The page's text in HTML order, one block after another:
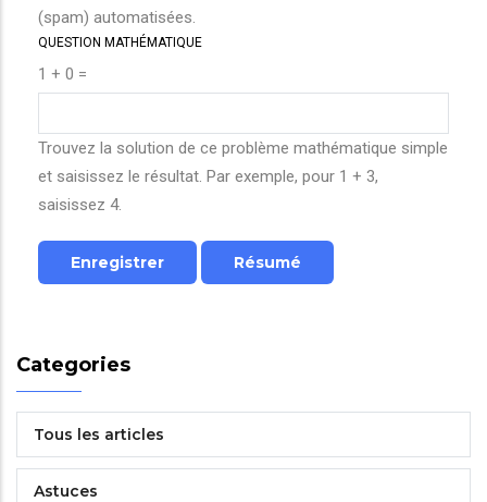
(spam) automatisées.
QUESTION MATHÉMATIQUE
1 + 0 =
Trouvez la solution de ce problème mathématique simple
et saisissez le résultat. Par exemple, pour 1 + 3,
saisissez 4.
Categories
Tous les articles
Astuces